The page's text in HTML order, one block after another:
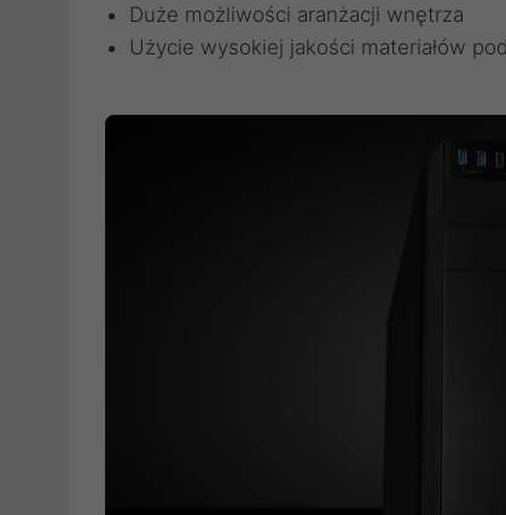
Duże możliwości aranżacji wnętrza
Użycie wysokiej jakości materiałów